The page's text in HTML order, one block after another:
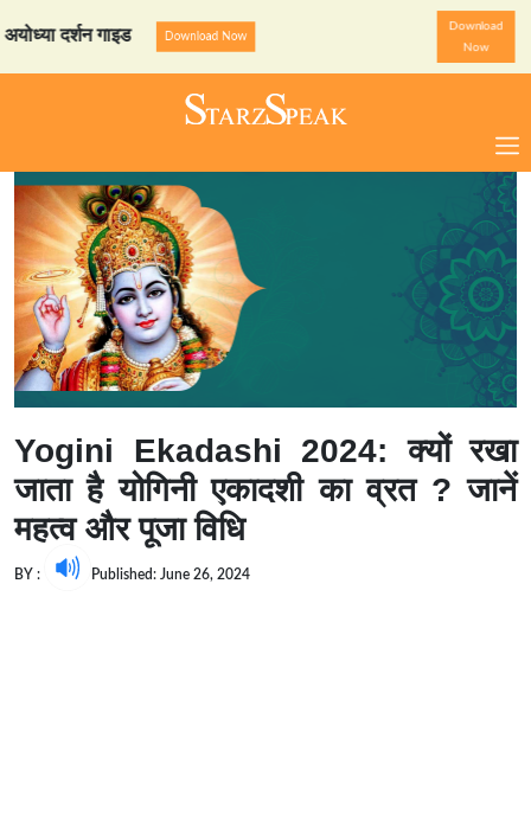
दर्शन गाइड Download Now StarzSpeak
Download
Now
Yogini Ekadashi 2024: क्यों रखा
जाता है योगिनी एकादशी का व्रत ? जानें
महत्व और पूजा विधि
BY : Published: June 26, 2024